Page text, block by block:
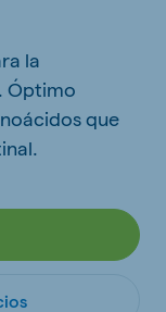
la
Óptimo
que